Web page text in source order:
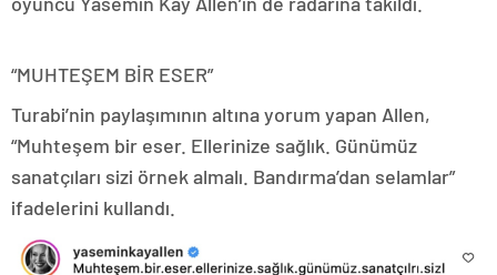
“MUHTEŞEM BİR ESER”
Turabi’nin paylaşımının altına yorum yapan Allen,
“Muhteşem bir eser. Ellerinize sağlık. Günümüz
sanatçıları sizi örnek almalı. Bandırma’dan selamlar”
ifadelerini kullandı.